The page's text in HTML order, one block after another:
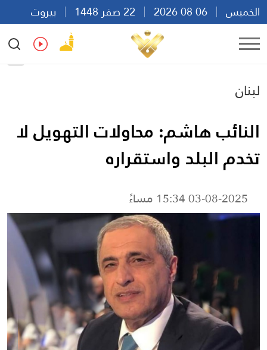
الخميس
بيروت
02:42
Ar
لبنان
النائب هاشم: محاولات التهويل لا
تخدم البلد واستقراره
03-08-2025 15:34 مساءً